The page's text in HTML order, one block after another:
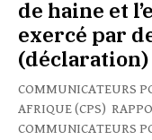
de haine et
exercé par
(déclaration)
COMMUNICATEURS
AFRIQUE (CPS)
COMMUNICATEURS